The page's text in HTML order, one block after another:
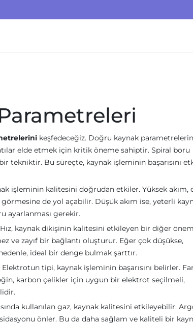
keşfedeceğiz. Doğru kaynak
elde etmek için kritik öneme sahiptir. Spiral boru
tekniktir. Bu süreçte, kaynak işleminin başarısını
işleminin kalitesini doğrudan etkiler. Yüksek akım,
de yol açabilir. Düşük akım ise, yeterli
ayarlanması gerekir.
kaynak dikişinin kalitesini etkileyen bir diğer
ve zayıf bir bağlantı oluşturur. Eğer çok düşükse,
ideal bir denge bulmak şarttır.
tipi, kaynak işleminin başarısını belirler.
karbon çelikler için uygun bir elektrot seçilmeli,
kullanılan gaz, kaynak kalitesini etkileyebilir.
önler. Bu da daha sağlam ve kaliteli bir